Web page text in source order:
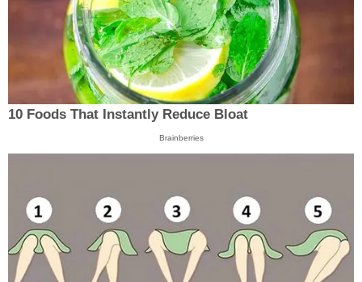
10 Foods That Instantly Reduce Bloat
Brainberries